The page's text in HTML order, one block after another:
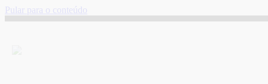
Pular para o conteúdo